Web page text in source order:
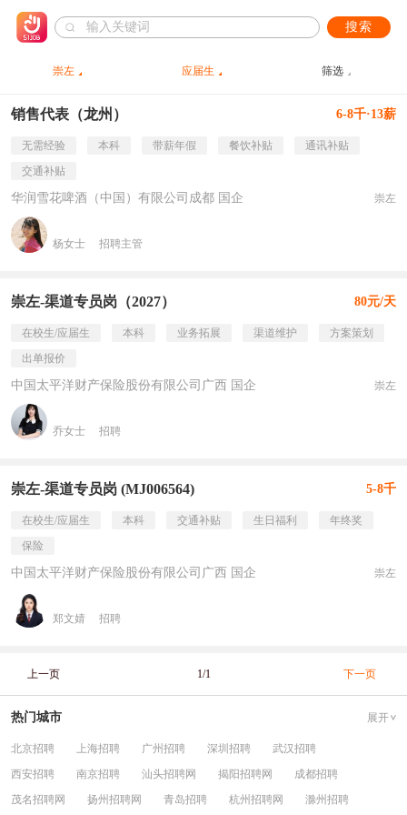
搜索
崇左 应届生 筛选
销售代表（龙州） 6-8千·13薪
无需经验 本科 带薪年假 餐饮补贴
通讯补贴
交通补贴
华润雪花啤酒（中国）有限公司成都 国企 崇左
杨女士 招聘主管
崇左-渠道专员岗（2027） 80元/天
在校生/应届生 本科 业务拓展 渠道维护
方案策划
出单报价
中国太平洋财产保险股份有限公司广西 国企 崇左
乔女士 招聘
崇左-渠道专员岗 (MJ006564) 5-8千
在校生/应届生 本科 交通补贴 生日福利
年终奖
保险
中国太平洋财产保险股份有限公司广西 国企 崇左
郑文婧 招聘
上一页 1/1 下一页
热门城市 展开
北京招聘 上海招聘 广州招聘 深圳招聘
武汉招聘
西安招聘
南京招聘 汕头招聘网 揭阳招聘网
成都招聘
茂名招聘网
扬州招聘网 青岛招聘 杭州招聘网 滁州招聘